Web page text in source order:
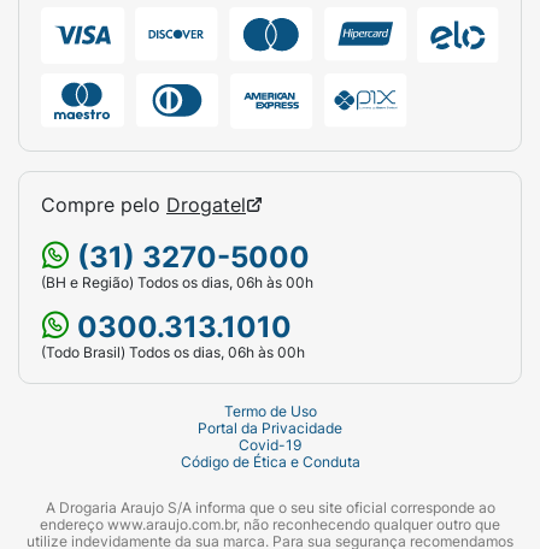
Compre pelo Drogatel
(31) 3270-5000
(BH e Região) Todos os dias, 06h às 00h
0300.313.1010
(Todo Brasil) Todos os dias, 06h às 00h
Termo de Uso
Portal da Privacidade
Covid-19
Código de Ética e Conduta
A Drogaria Araujo S/A informa que o seu site oficial corresponde ao
endereço www.araujo.com.br, não reconhecendo qualquer outro que
utilize indevidamente da sua marca. Para sua segurança recomendamos